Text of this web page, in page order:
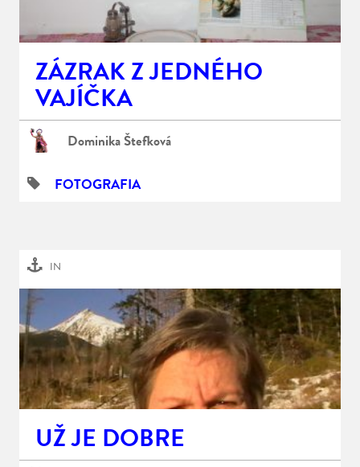
ZÁZRAK Z JEDNÉHO
VAJÍČKA
Dominika Štefková
FOTOGRAFIA
IN
UŽ JE DOBRE